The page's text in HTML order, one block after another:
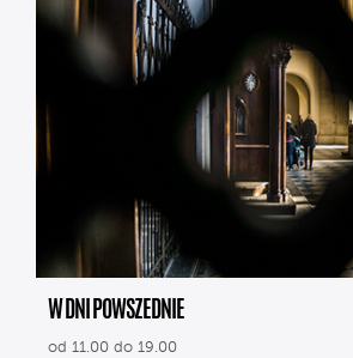
W DNI POWSZEDNIE
od 11.00 do 19.00